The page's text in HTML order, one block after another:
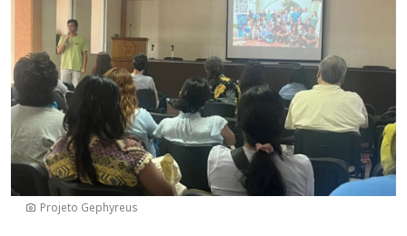
Projeto Gephyreus